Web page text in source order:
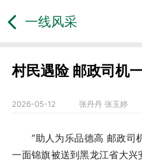
一线风采
村民遇险 邮政司机
2026-05-12 张丹丹 张玉婷
“助人为乐品德高 邮政司
一面锦旗被送到黑龙江省大